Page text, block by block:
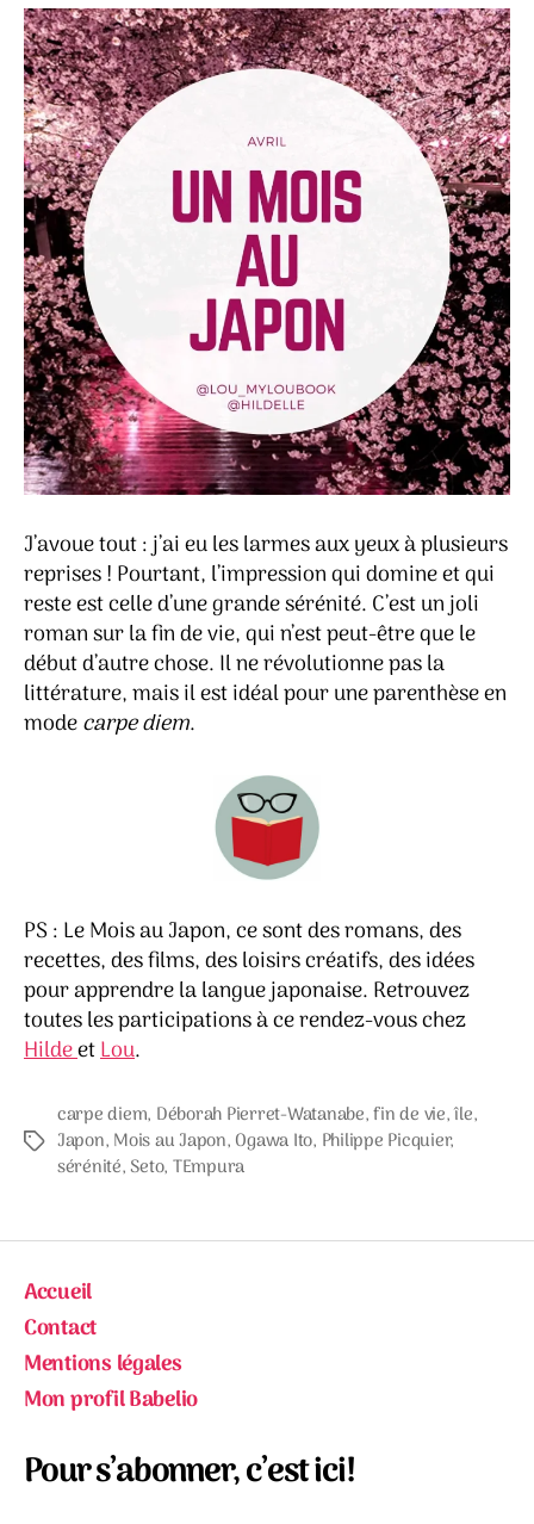
J’avoue tout : j’ai eu les larmes aux yeux à plusieurs
reprises ! Pourtant, l’impression qui domine et qui
reste est celle d’une grande sérénité. C’est un joli
roman sur la fin de vie, qui n’est peut-être que le
début d’autre chose. Il ne révolutionne pas la
littérature, mais il est idéal pour une parenthèse en
modecarpe diem.
PS : Le Mois au Japon, ce sont des romans, des
recettes, des films, des loisirs créatifs, des idées
pour apprendre la langue japonaise. Retrouvez
toutes les participations à ce rendez-vous chez
HildeetLou.
Étiquettes
carpe diem, Déborah Pierret-Watanabe,fin de vie,île,
Japon, Mois au Japon, Ogawa Ito, Philippe Picquier,
sérénité,Seto, TEmpura
Accueil
Contact
Mentions légales
Mon profil Babelio
Pour s’abonner, c’est ici!